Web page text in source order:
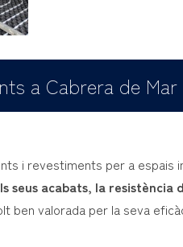
a Cabrera de Mar
i revestiments per a espais
seus acabats, la resistència
ben valorada per la seva